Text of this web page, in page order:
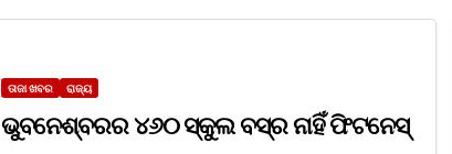
ତାଜା ଖବର ରାଜ୍ୟ
ଭୁବନେଶ୍ବରର ୪୬୦ ସ୍କୁଲ ବସ୍‌ର ନାହିଁ ଫିଟନେସ୍‌